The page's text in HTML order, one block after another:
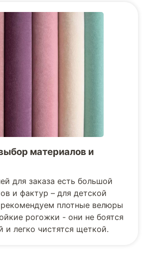
материалов и
для заказа есть большой
и фактур – для детской
плотные велюры
рогожки - они не боятся
и легко чистятся щеткой.